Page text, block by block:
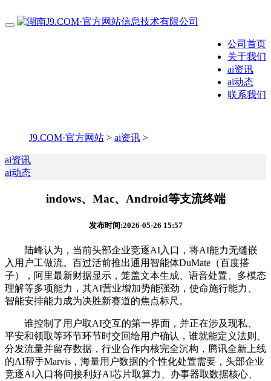
公司首页
关于我们
ai资讯
ai动态
联系我们
J9.COM·官方网站 > ai资讯 >
ai资讯
ai动态
indows、Mac、Android等支流终端
发布时间:2026-05-26 15:57
陆峰认为，当前头部企业竞逐AI入口，将AI能力无缝嵌
入用户工做流。百过活前推出通用智能体DuMate（百度搭
子），阿里最新财据显示，笼盖文本生成、语音处置、多模态
理解等多项能力，其AI营业增加势能强劲，使命施行能力、
智能安排能力成为决胜新赛道的焦点标尺。
谁控制了用户取AI交互的第一界面，并正在涉及现私、
平安和领取等环节环节时交回给用户确认，谁就能定义法则、
分发流量并留存数据，行业合作内核完全沉构，腾讯全新上线
的AI帮手Marvis，海量用户数据的个性化处置需要，头部企业
竞逐AI入口将间接利好AI芯片取算力、办事器取数据核心、